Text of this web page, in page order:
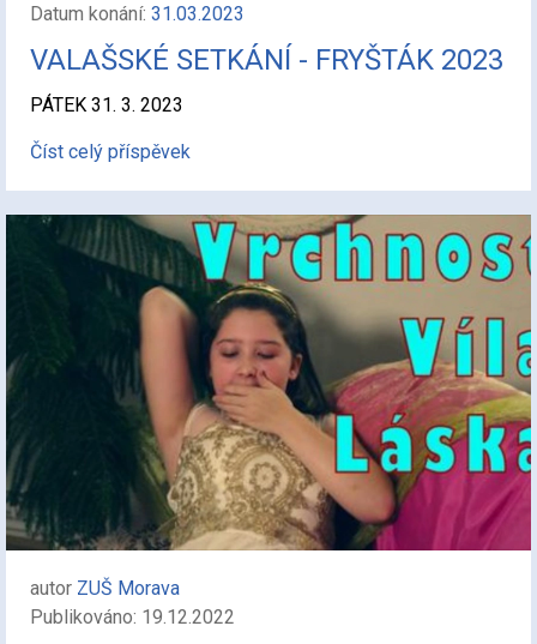
Datum konání: 31.03.2023
VALAŠSKÉ SETKÁNÍ - FRYŠTÁK 2023
PÁTEK 31. 3. 2023
Číst celý příspěvek
autor ZUŠ Morava
Publikováno: 19.12.2022